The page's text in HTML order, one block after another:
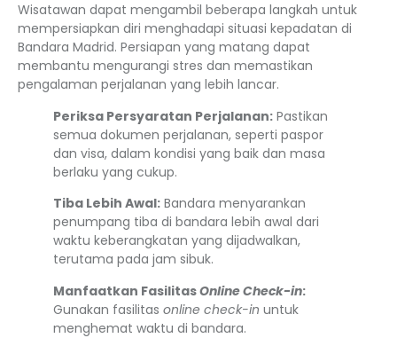
Wisatawan dapat mengambil beberapa langkah untuk
mempersiapkan diri menghadapi situasi kepadatan di
Bandara Madrid. Persiapan yang matang dapat
membantu mengurangi stres dan memastikan
pengalaman perjalanan yang lebih lancar.
Periksa Persyaratan Perjalanan: Pastikan
semua dokumen perjalanan, seperti paspor
dan visa, dalam kondisi yang baik dan masa
berlaku yang cukup.
Tiba Lebih Awal: Bandara menyarankan
penumpang tiba di bandara lebih awal dari
waktu keberangkatan yang dijadwalkan,
terutama pada jam sibuk.
Manfaatkan FasilitasOnline Check-in:
Gunakan fasilitas online check-in untuk
menghemat waktu di bandara.